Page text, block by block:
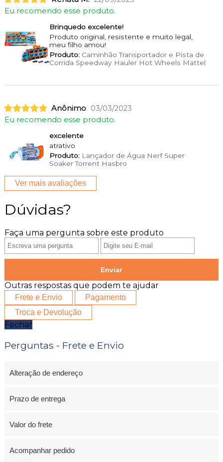
Eu recomendo esse produto.
Brinquedo excelente!
Produto original, resistente e muito legal,
meu filho amou!
Produto:Caminhão Transportador e Pista de
Corrida Speedway Hauler Hot Wheels Mattel
Anônimo 03/03/2023
Eu recomendo esse produto.
excelente
atrativo
Produto:Lançador de Água Nerf Super
Soaker Torrent Hasbro
Ver mais avaliações
Dúvidas?
Faça uma pergunta sobre este produto
Enviar
Outras respostas que podem te ajudar
Frete e Envio
Pagamento
Troca e Devolução
Fechar
Perguntas - Frete e Envio
Alteração de endereço
Prazo de entrega
Valor do frete
Acompanhar pedido